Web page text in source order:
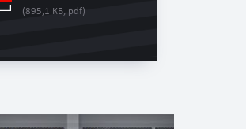
(895,1 КБ, pdf)